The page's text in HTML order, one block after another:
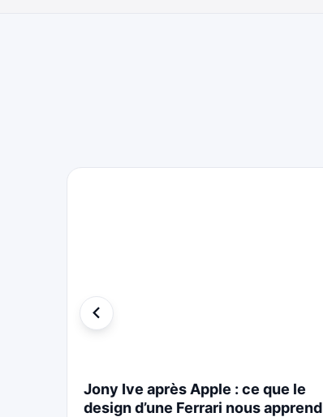
Jony Ive après Apple : ce que le
design d’une Ferrari nous apprend